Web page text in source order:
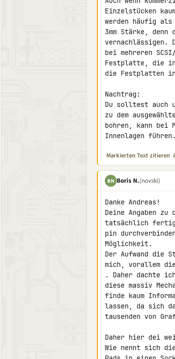
Einzelstücken
werden häufig
3mm Stärke,
vernachlässigen.
bei mehreren
Festplatte, die in
die Festplatten
Nachtrag:
Du solltest auch
zu dem
bohren, kann bei
Innenlagen führen.
Markierten Text zitieren
BN Boris N.(novski)
Danke Andreas!
Deine Angaben
tatsächlich
pin
Möglichkeit.
Der Aufwand die
mich, vorallem
. Daher dachte
diese massiv
finde kaum
lassen, da sich
tausenden von
Daher hier dei
Wie nennt sich